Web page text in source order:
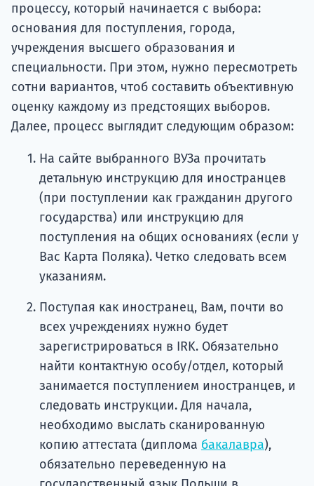
процессу, который начинается с выбора:
основания для поступления, города,
учреждения высшего образования и
специальности. При этом, нужно пересмотреть
сотни вариантов, чтоб составить объективную
оценку каждому из предстоящих выборов.
Далее, процесс выглядит следующим образом:
На сайте выбранного ВУЗа прочитать
детальную инструкцию для иностранцев
(при поступлении как гражданин другого
государства) или инструкцию для
поступления на общих основаниях (если у
Вас Карта Поляка). Четко следовать всем
указаниям.
Поступая как иностранец, Вам, почти во
всех учреждениях нужно будет
зарегистрироваться в IRK. Обязательно
найти контактную особу/отдел, который
занимается поступлением иностранцев, и
следовать инструкции. Для начала,
необходимо выслать сканированную
копию аттестата (диплома бакалавра),
обязательно переведенную на